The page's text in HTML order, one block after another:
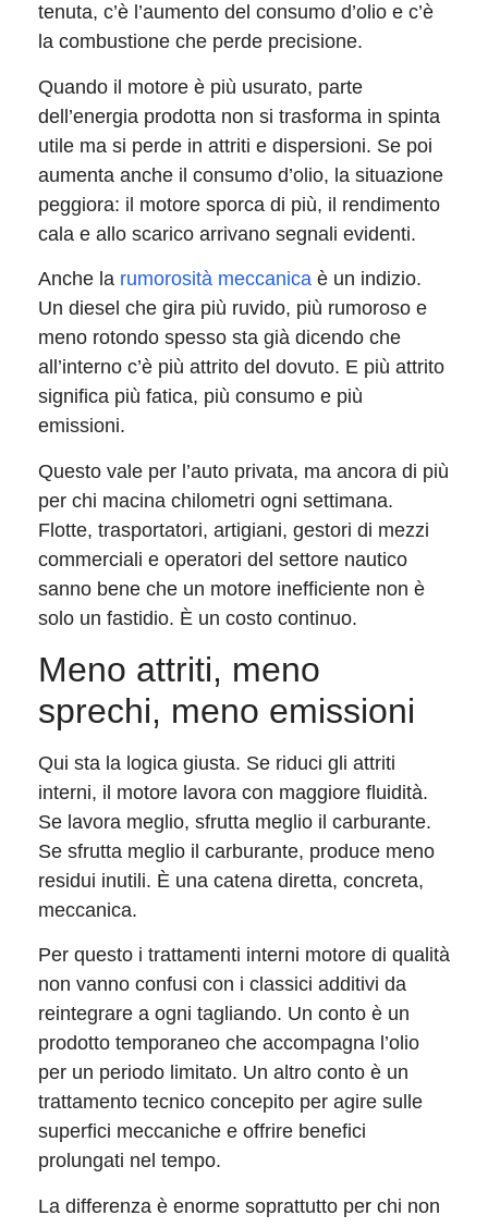
tenuta, c’è l’aumento del consumo d’olio e c’è
la combustione che perde precisione.
Quando il motore è più usurato, parte
dell’energia prodotta non si trasforma in spinta
utile ma si perde in attriti e dispersioni. Se poi
aumenta anche il consumo d’olio, la situazione
peggiora: il motore sporca di più, il rendimento
cala e allo scarico arrivano segnali evidenti.
Anche la rumorosità meccanica è un indizio.
Un diesel che gira più ruvido, più rumoroso e
meno rotondo spesso sta già dicendo che
all’interno c’è più attrito del dovuto. E più attrito
significa più fatica, più consumo e più
emissioni.
Questo vale per l’auto privata, ma ancora di più
per chi macina chilometri ogni settimana.
Flotte, trasportatori, artigiani, gestori di mezzi
commerciali e operatori del settore nautico
sanno bene che un motore inefficiente non è
solo un fastidio. È un costo continuo.
Meno attriti, meno
sprechi, meno emissioni
Qui sta la logica giusta. Se riduci gli attriti
interni, il motore lavora con maggiore fluidità.
Se lavora meglio, sfrutta meglio il carburante.
Se sfrutta meglio il carburante, produce meno
residui inutili. È una catena diretta, concreta,
meccanica.
Per questo i trattamenti interni motore di qualità
non vanno confusi con i classici additivi da
reintegrare a ogni tagliando. Un conto è un
prodotto temporaneo che accompagna l’olio
per un periodo limitato. Un altro conto è un
trattamento tecnico concepito per agire sulle
superfici meccaniche e offrire benefici
prolungati nel tempo.
La differenza è enorme soprattutto per chi non